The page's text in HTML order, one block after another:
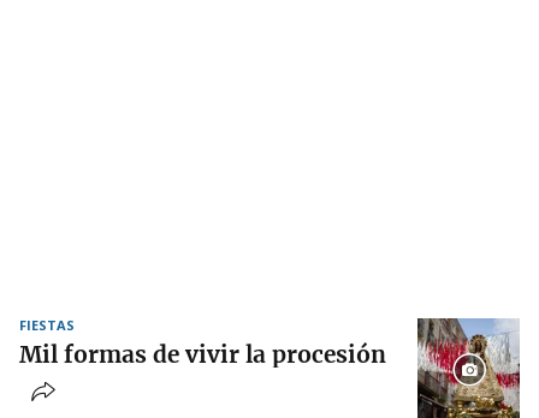
FIESTAS
Mil formas de vivir la procesión